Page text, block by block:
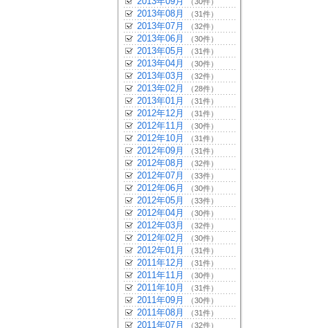
2013年08月 （31件）
2013年07月 （32件）
2013年06月 （30件）
2013年05月 （31件）
2013年04月 （30件）
2013年03月 （32件）
2013年02月 （28件）
2013年01月 （31件）
2012年12月 （31件）
2012年11月 （30件）
2012年10月 （31件）
2012年09月 （31件）
2012年08月 （32件）
2012年07月 （33件）
2012年06月 （30件）
2012年05月 （33件）
2012年04月 （30件）
2012年03月 （32件）
2012年02月 （30件）
2012年01月 （31件）
2011年12月 （31件）
2011年11月 （30件）
2011年10月 （31件）
2011年09月 （30件）
2011年08月 （31件）
2011年07月 （32件）